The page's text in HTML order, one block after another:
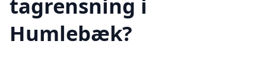
tagrensning i
Humlebæk?